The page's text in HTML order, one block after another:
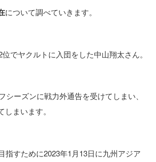
について調べていきます。
でヤクルトに入団をした中山翔太さん。
シーズンに戦力外通告を受けてしまい、
まいます。
指すために2023年1月13日に九州アジア